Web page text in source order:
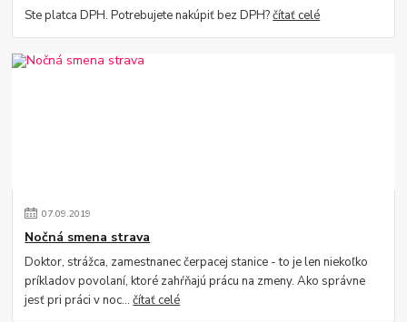
Ste platca DPH. Potrebujete nakúpiť bez DPH?čítať celé
07.09.2019
Nočná smena strava
Doktor, strážca, zamestnanec čerpacej stanice - to je len niekoľko
príkladov povolaní, ktoré zahŕňajú prácu na zmeny. Ako správne
jesť pri práci v noc...čítať celé